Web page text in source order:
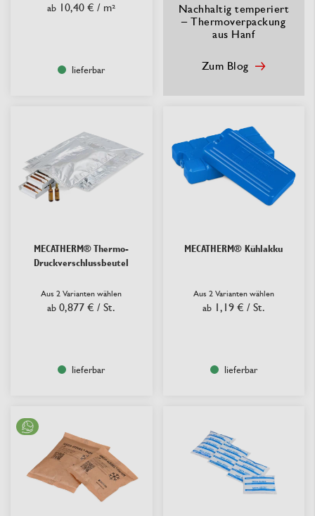
ab 10,40 € / m²
lieferbar
Nachhaltig temperiert
– Thermoverpackung
aus Hanf
Zum Blog
MECATHERM® Thermo-
Druckverschlussbeutel
Aus 2 Varianten wählen
ab 0,877 € / St.
lieferbar
MECATHERM® Kühlakku
Aus 2 Varianten wählen
ab 1,19 € / St.
lieferbar